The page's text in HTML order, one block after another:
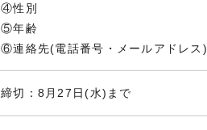
④性別
⑤年齢
⑥連絡先(電話番号・メールアドレス)
締切：8月27日(水)まで